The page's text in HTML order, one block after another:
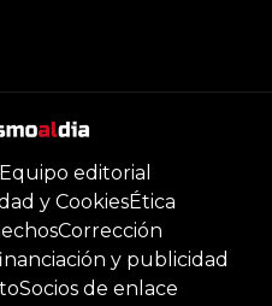
Equipo editorial
y CookiesÉtica
Corrección
y publicidad
Socios de enlace